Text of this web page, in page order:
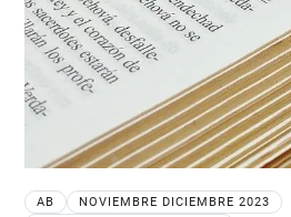
AB
NOVIEMBRE DICIEMBRE 2023